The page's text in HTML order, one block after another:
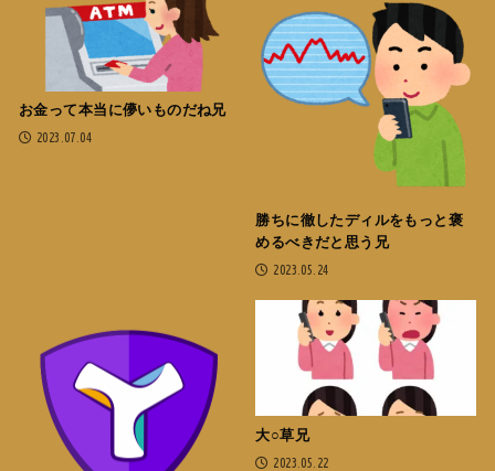
お金って本当に儚いものだね兄
2023.07.04
勝ちに徹したディルをもっと褒
めるべきだと思う兄
2023.05.24
大○草兄
2023.05.22